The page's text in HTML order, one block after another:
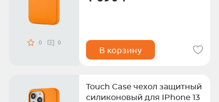
0 0
В корзину
Touch Case чехол защитный
силиконовый для IPhone 13